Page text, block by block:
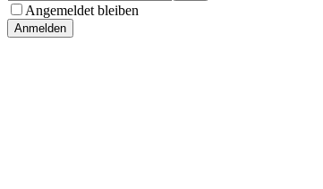
Angemeldet bleiben
Anmelden